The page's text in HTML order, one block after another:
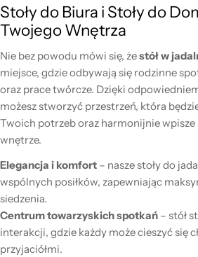
Stoły do Biura i Stoły do
Twojego Wnętrza
Nie bez powodu mówi się, żestół w
miejsce, gdzie odbywają się rodzinne
oraz prace twórcze. Dzięki
możesz stworzyć przestrzeń, która
Twoich potrzeb oraz harmonijnie wpisze
wnętrze.
Elegancja i komfort – nasze stoły do
wspólnych posiłków, zapewniając
siedzenia.
Centrum towarzyskich spotkań – stół
interakcji, gdzie każdy może cieszyć się
przyjaciółmi.